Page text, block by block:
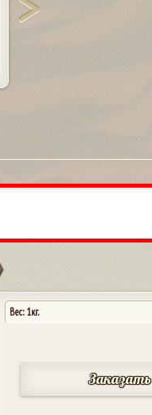
Вес: 1кг.
Заказать